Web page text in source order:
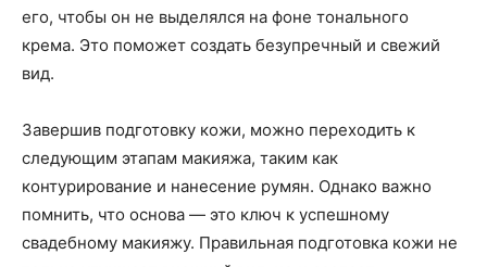
его, чтобы он не выделялся на фоне тонального
крема. Это поможет создать безупречный и свежий
вид.
Завершив подготовку кожи, можно переходить к
следующим этапам макияжа, таким как
контурирование и нанесение румян. Однако важно
помнить, что основа — это ключ к успешному
свадебному макияжу. Правильная подготовка кожи не